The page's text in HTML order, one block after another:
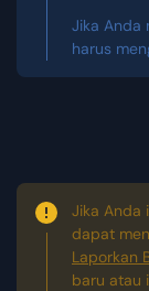
Jika Anda
harus
Jika Anda
dapat
Laporkan
baru atau